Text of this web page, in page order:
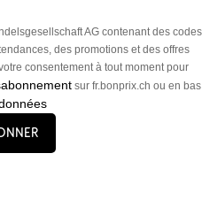
AG contenant des codes
des promotions et des offres
consentement à tout moment pour
sur fr.bonprix.ch ou en bas